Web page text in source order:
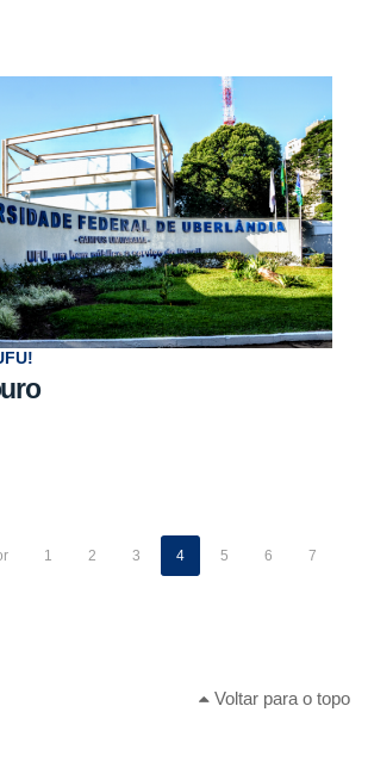
1 2 3 4 5 6 7
Voltar para o topo